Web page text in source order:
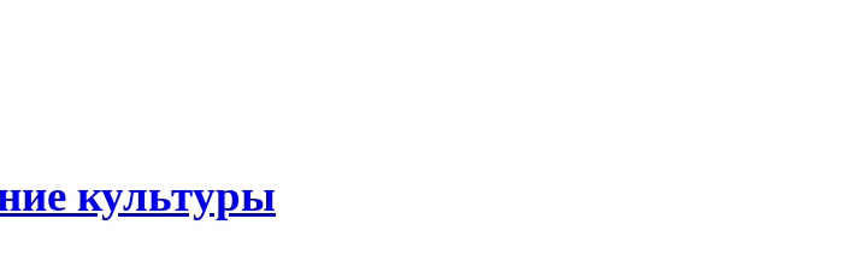
культуры